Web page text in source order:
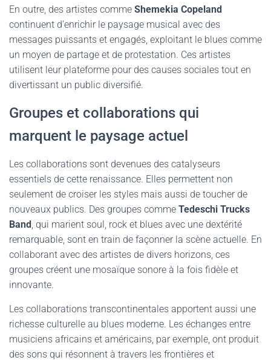
En outre, des artistes comme Shemekia Copeland
continuent d’enrichir le paysage musical avec des
messages puissants et engagés, exploitant le blues comme
un moyen de partage et de protestation. Ces artistes
utilisent leur plateforme pour des causes sociales tout en
divertissant un public diversifié.
Groupes et collaborations qui
marquent le paysage actuel
Les collaborations sont devenues des catalyseurs
essentiels de cette renaissance. Elles permettent non
seulement de croiser les styles mais aussi de toucher de
nouveaux publics. Des groupes comme Tedeschi Trucks
Band, qui marient soul, rock et blues avec une dextérité
remarquable, sont en train de façonner la scène actuelle. En
collaborant avec des artistes de divers horizons, ces
groupes créent une mosaïque sonore à la fois fidèle et
innovante.
Les collaborations transcontinentales apportent aussi une
richesse culturelle au blues moderne. Les échanges entre
musiciens africains et américains, par exemple, ont produit
des sons qui résonnent à travers les frontières et